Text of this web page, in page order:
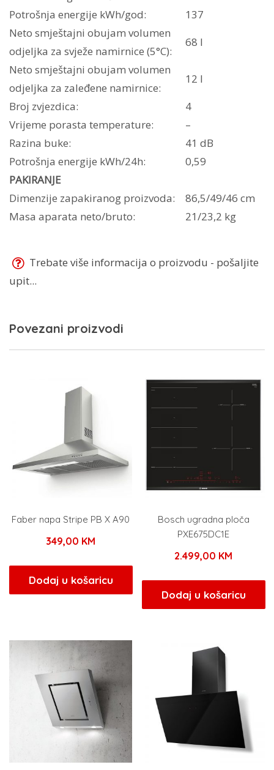
Potrošnja energije kWh/god:
137
Neto smještajni obujam volumen
odjeljka za svježe namirnice (5°C):
68 l
Neto smještajni obujam volumen
odjeljka za zaleđene namirnice:
12 l
Broj zvjezdica:
4
Vrijeme porasta temperature:
–
Razina buke:
41 dB
Potrošnja energije kWh/24h:
0,59
PAKIRANJE
Dimenzije zapakiranog proizvoda:
86,5/49/46 cm
Masa aparata neto/bruto:
21/23,2 kg
Trebate više informacija o proizvodu - pošaljite
upit...
Povezani proizvodi
Faber napa Stripe PB X A90
349,00 KM
Dodaj u košaricu
Bosch ugradna ploča
PXE675DC1E
2.499,00 KM
Dodaj u košaricu